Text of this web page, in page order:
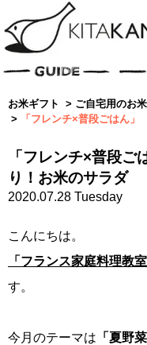
お米ギフト > ご自宅用のお米
>
「フレンチ×普段ごはん」
「フレンチ×普段
り！お米のサラダ
2020.07.28 Tuesday
こんにちは。
「フランス家庭料理教
す。
今月のテーマは 「夏野